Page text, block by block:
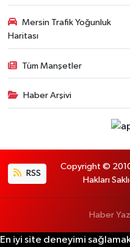
Mersin Trafik Yoğunluk
Haritası
Tüm Manşetler
Haber Arşivi
RSS
Copyright ©
Hakları
Haber
En iyi site deneyimi